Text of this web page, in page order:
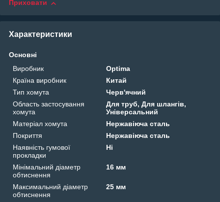
Приховати
Характеристики
Основні
Виробник
Optima
Країна виробник
Китай
Тип хомута
Черв'ячний
Область застосування
хомута
Для труб, Для шлангів,
Універсальний
Матеріал хомута
Нержавіюча сталь
Покриття
Нержавіюча сталь
Наявність гумової
прокладки
Ні
Мінімальний діаметр
обтиснення
16 мм
Максимальний діаметр
обтиснення
25 мм